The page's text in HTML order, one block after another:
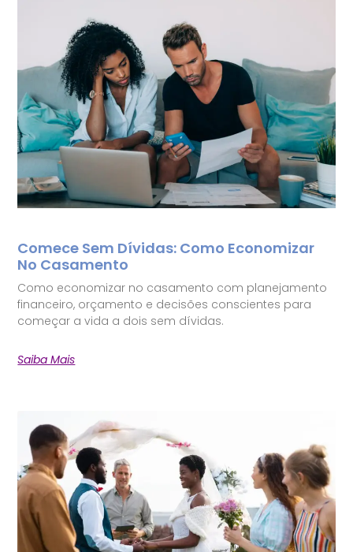
Comece Sem Dívidas: Como Economizar
No Casamento
Como economizar no casamento com planejamento
financeiro, orçamento e decisões conscientes para
começar a vida a dois sem dívidas.
Saiba Mais